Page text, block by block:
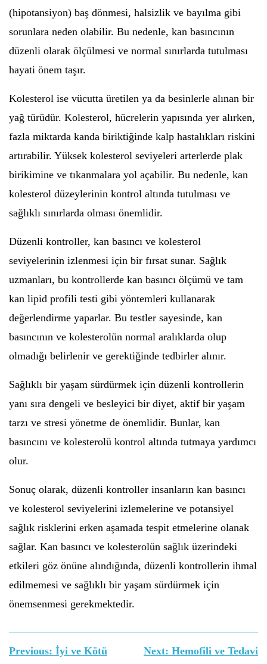
(hipotansiyon) baş dönmesi, halsizlik ve bayılma gibi
sorunlara neden olabilir. Bu nedenle, kan basıncının
düzenli olarak ölçülmesi ve normal sınırlarda tutulması
hayati önem taşır.
Kolesterol ise vücutta üretilen ya da besinlerle alınan bir
yağ türüdür. Kolesterol, hücrelerin yapısında yer alırken,
fazla miktarda kanda biriktiğinde kalp hastalıkları riskini
artırabilir. Yüksek kolesterol seviyeleri arterlerde plak
birikimine ve tıkanmalara yol açabilir. Bu nedenle, kan
kolesterol düzeylerinin kontrol altında tutulması ve
sağlıklı sınırlarda olması önemlidir.
Düzenli kontroller, kan basıncı ve kolesterol
seviyelerinin izlenmesi için bir fırsat sunar. Sağlık
uzmanları, bu kontrollerde kan basıncı ölçümü ve tam
kan lipid profili testi gibi yöntemleri kullanarak
değerlendirme yaparlar. Bu testler sayesinde, kan
basıncının ve kolesterolün normal aralıklarda olup
olmadığı belirlenir ve gerektiğinde tedbirler alınır.
Sağlıklı bir yaşam sürdürmek için düzenli kontrollerin
yanı sıra dengeli ve besleyici bir diyet, aktif bir yaşam
tarzı ve stresi yönetme de önemlidir. Bunlar, kan
basıncını ve kolesterolü kontrol altında tutmaya yardımcı
olur.
Sonuç olarak, düzenli kontroller insanların kan basıncı
ve kolesterol seviyelerini izlemelerine ve potansiyel
sağlık risklerini erken aşamada tespit etmelerine olanak
sağlar. Kan basıncı ve kolesterolün sağlık üzerindeki
etkileri göz önüne alındığında, düzenli kontrollerin ihmal
edilmemesi ve sağlıklı bir yaşam sürdürmek için
önemsenmesi gerekmektedir.
Yazı
Previous: İyi ve Kötü
Next: Hemofili ve Tedavi